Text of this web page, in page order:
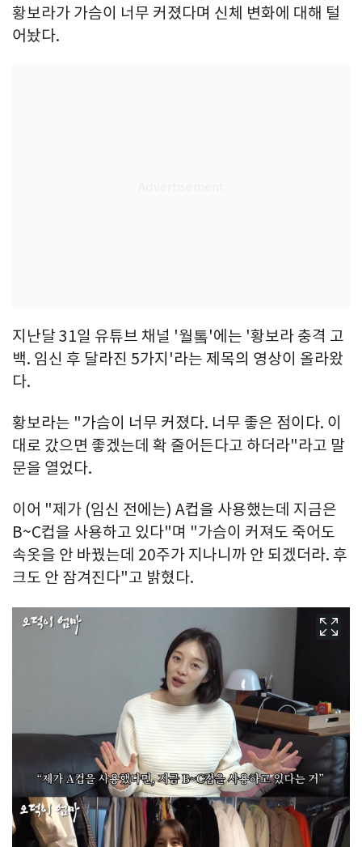
황보라가 가슴이 너무 커졌다며 신체 변화에 대해 털
어놨다.
지난달 31일 유튜브 채널 '월톸'에는 '황보라 충격 고
백. 임신 후 달라진 5가지'라는 제목의 영상이 올라왔
다.
황보라는 "가슴이 너무 커졌다. 너무 좋은 점이다. 이
대로 갔으면 좋겠는데 확 줄어든다고 하더라"라고 말
문을 열었다.
이어 "제가 (임신 전에는) A컵을 사용했는데 지금은
B~C컵을 사용하고 있다"며 "가슴이 커져도 죽어도
속옷을 안 바꿨는데 20주가 지나니까 안 되겠더라. 후
크도 안 잠겨진다"고 밝혔다.